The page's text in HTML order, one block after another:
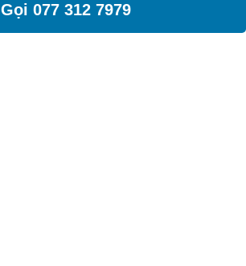
Gọi 077 312 7979